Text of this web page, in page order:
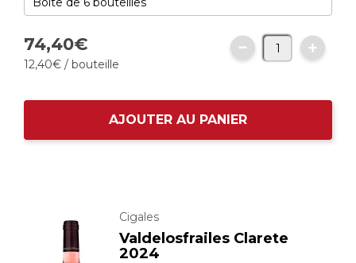
74,40€
12,40€ / bouteille
AJOUTER AU PANIER
Cigales
Valdelosfrailes Clarete
2024